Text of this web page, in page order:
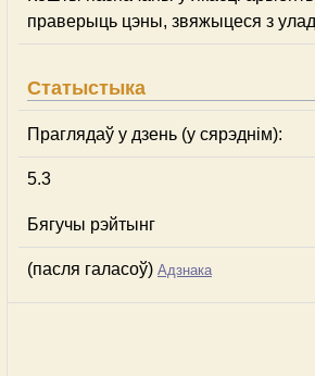
праверыць цэны, звяжыцеся з
Статыстыка
Праглядаў у дзень (у сярэднім):
5.3
Бягучы рэйтынг
(пасля галасоў) Адзнака